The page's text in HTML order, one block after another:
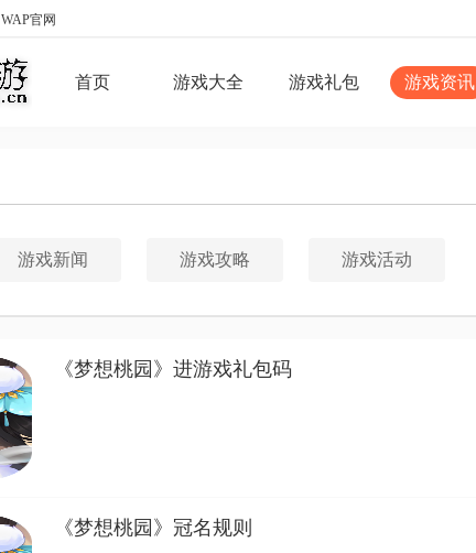
WAP官网
首页 游戏大全 游戏礼包 游戏资讯
游戏新闻 游戏攻略 游戏活动
《梦想桃园》进游戏礼包码
《梦想桃园》冠名规则